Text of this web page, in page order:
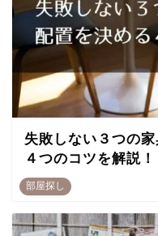
部屋探し
失敗しない３つの
４つのコツを解説！